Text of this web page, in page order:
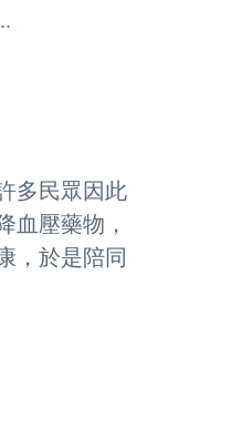
多民眾因此
血壓藥物，
，於是陪同